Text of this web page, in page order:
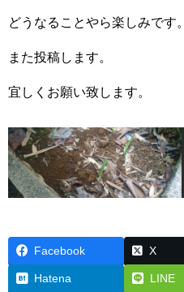
どうなることやら楽しみです。
また投稿します。
宜しくお願い致します。
Facebook X
Hatena LINE